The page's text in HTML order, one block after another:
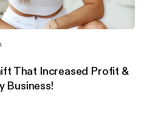
Ways To Bounce Back From A Setback!
Adrienne Finch
in 2 SIMPLE
That Increased Profit &
Business!